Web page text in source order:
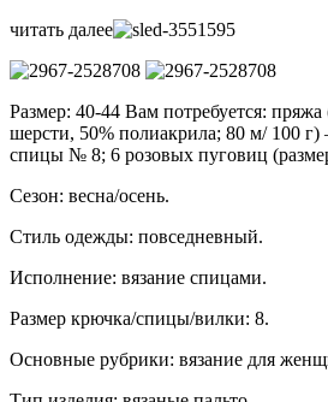
читать далее
Размер: 40-44 Вам потребуется: пряжа
шерсти, 50% полиакрила; 80 м/ 100
спицы № 8; 6 розовых пуговиц
Сезон: весна/осень.
Стиль одежды: повседневный.
Исполнение: вязание спицами.
Размер крючка/спицы/вилки: 8.
Основные рубрики: вязание для